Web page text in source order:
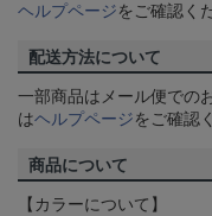
ヘルプページをご確認く
配送方法について
一部商品はメール便での
はヘルプページをご確認
商品について
【カラーについて】